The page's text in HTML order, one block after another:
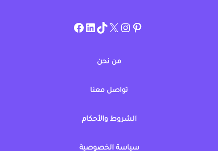
pinterest
allcouponat
twitter
TikTok
linkedin
facebook
من نحن
تواصل معنا
الشروط والأحكام
سياسة الخصوصية